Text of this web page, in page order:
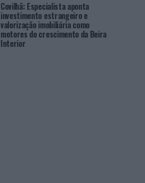
Covilhã: Especialista aponta
investimento estrangeiro e
valorização imobiliária como
motores do crescimento da Beira
Interior